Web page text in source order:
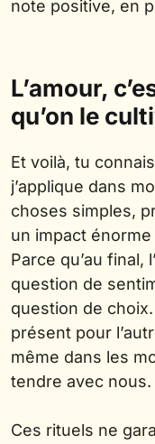
note positive, en
L’amour,
qu’on le
Et voilà, tu
j’applique dans
choses simples,
un impact
Parce qu’au final,
question de
question de
présent pour
même dans les
tendre avec nous.
Ces rituels ne